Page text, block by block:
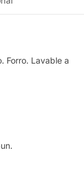
Forro. Lavable a